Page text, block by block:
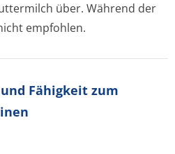
über. Während der
empfohlen.
Fähigkeit zum